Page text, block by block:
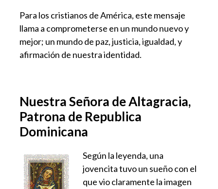
Para los cristianos de América, este mensaje
llama a comprometerse en un mundo nuevo y
mejor; un mundo de paz, justicia, igualdad, y
afirmación de nuestra identidad.
Nuestra Señora de Altagracia,
Patrona de Republica
Dominicana
Según la leyenda, una
jovencita tuvo un sueño con el
que vio claramente la imagen